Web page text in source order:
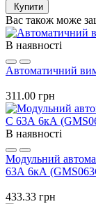
Купити
Вас також може
В наявності
Автоматичний
311.00 грн
В наявності
Модульний
63А 6кА
433.33 грн